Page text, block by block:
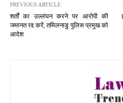
PREVIOUS ARTICLE
शर्तों का उल्लंघन करने पर आरोपी की
जमानत रद्द करें, तमिलनाडु पुलिस प्रमुख को
आदेश